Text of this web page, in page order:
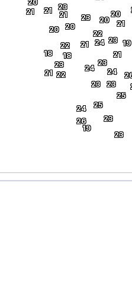
21
20
21
21
19
24
26
25
20
21
20
22
21
18
22
23
23
23
24
23
23
21
23
20
19
21
20
23
23
22
25
23
18
24
24